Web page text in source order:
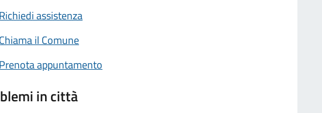
assistenza
il Comune
appuntamento
in città